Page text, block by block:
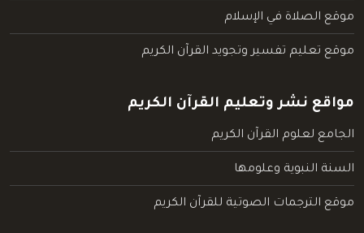
موقع الصلاة في الإسلام
موقع تعليم تفسير وتجويد القرآن الكريم
مواقع نشر وتعليم القرآن الكريم
الجامع لعلوم القرآن الكريم
السنة النبوية وعلومها
موقع الترجمات الصوتية للقرآن الكريم